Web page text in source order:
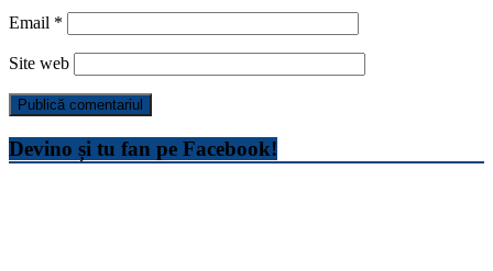
Email *
Site web
Devino și tu fan pe Facebook!